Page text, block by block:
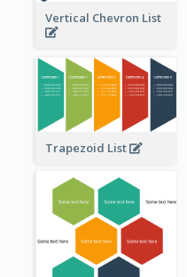
Vertical Chevron List
Trapezoid List